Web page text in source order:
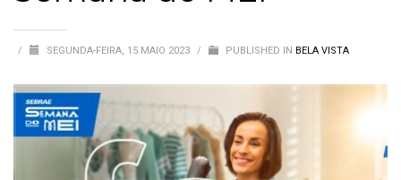
/ SEGUNDA-FEIRA, 15 MAIO 2023 / PUBLISHED IN BELA VISTA